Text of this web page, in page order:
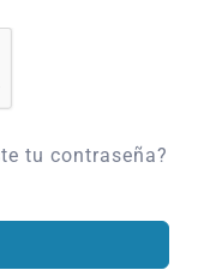
tu contraseña?